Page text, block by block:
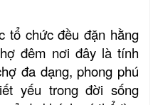
tổ chức đều đặn hằng
đêm nơi đây là tính
đa dạng, phong phú
yếu trong đời sống